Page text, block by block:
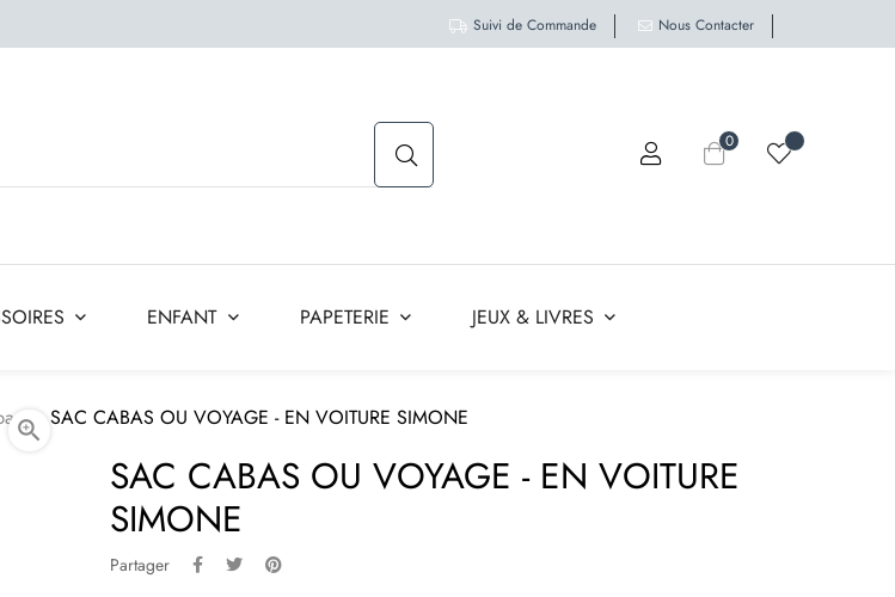
Suivi de Commande Nous Contacter
0
ENFANT PAPETERIE JEUX & LIVRES
SAC CABAS OU VOYAGE - EN VOITURE SIMONE

SAC CABAS OU VOYAGE - EN VOITURE
SIMONE
Partager